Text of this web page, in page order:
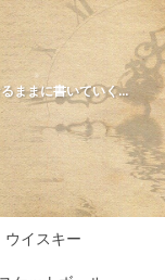
ままに書いていく…
ウイスキー